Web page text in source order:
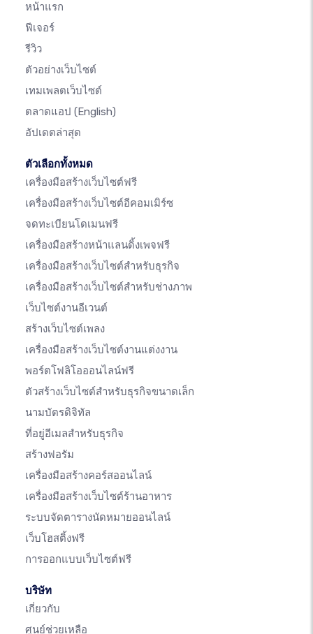
หน้าแรก
ฟีเจอร์
รีวิว
ตัวอย่างเว็บไซต์
เทมเพลตเว็บไซต์
ตลาดแอป (English)
อัปเดตล่าสุด
ตัวเลือกทั้งหมด
เครื่องมือสร้างเว็บไซต์ฟรี
เครื่องมือสร้างเว็บไซต์อีคอมเมิร์ซ
จดทะเบียนโดเมนฟรี
เครื่องมือสร้างหน้าแลนดิ้งเพจฟรี
เครื่องมือสร้างเว็บไซต์สำหรับธุรกิจ
เครื่องมือสร้างเว็บไซต์สำหรับช่างภาพ
เว็บไซต์งานอีเวนต์
สร้างเว็บไซต์เพลง
เครื่องมือสร้างเว็บไซต์งานแต่งงาน
พอร์ตโฟลิโอออนไลน์ฟรี
ตัวสร้างเว็บไซต์สำหรับธุรกิจขนาดเล็ก
นามบัตรดิจิทัล
ที่อยู่อีเมลสำหรับธุรกิจ
สร้างฟอรัม
เครื่องมือสร้างคอร์สออนไลน์
เครื่องมือสร้างเว็บไซต์ร้านอาหาร
ระบบจัดตารางนัดหมายออนไลน์
เว็บโฮสติ้งฟรี
การออกแบบเว็บไซต์ฟรี
บริษัท
เกี่ยวกับ
ศูนย์ช่วยเหลือ